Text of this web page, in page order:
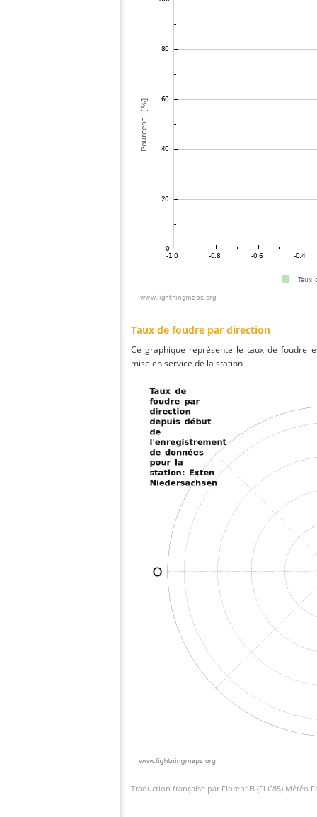
Taux de foudre par direction
Ce graphique représente le taux de foudre
mise en service de la station
Traduction française par Florent.B (FLC85) Météo